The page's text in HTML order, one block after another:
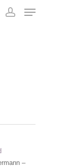
Menu
–